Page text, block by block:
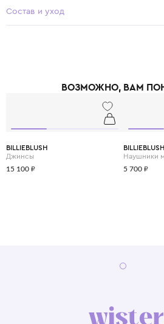
Состав и уход
ВОЗМОЖНО, ВАМ
BILLIEBLUSH
Джинсы
15 100 ₽
BILLIEBLUSH
Наушники
5 700 ₽